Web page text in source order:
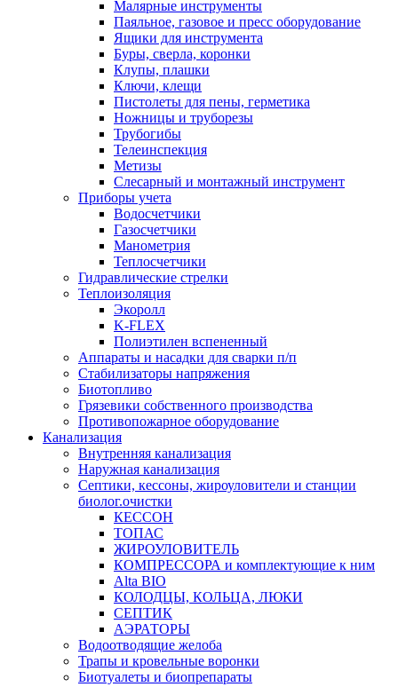
Малярные инструменты
Паяльное, газовое и пресс оборудование
Ящики для инструмента
Буры, сверла, коронки
Клупы, плашки
Ключи, клещи
Пистолеты для пены, герметика
Ножницы и труборезы
Трубогибы
Телеинспекция
Метизы
Слесарный и монтажный инструмент
Приборы учета
Водосчетчики
Газосчетчики
Манометрия
Теплосчетчики
Гидравлические стрелки
Теплоизоляция
Экоролл
K-FLEX
Полиэтилен вспененный
Аппараты и насадки для сварки п/п
Стабилизаторы напряжения
Биотопливо
Грязевики собственного производства
Противопожарное оборудование
Канализация
Внутренняя канализация
Наружная канализация
Септики, кессоны, жироуловители и станции
биолог.очистки
КЕССОН
ТОПАС
ЖИРОУЛОВИТЕЛЬ
КОМПРЕССОРА и комплектующие к ним
Alta BIO
КОЛОДЦЫ, КОЛЬЦА, ЛЮКИ
СЕПТИК
АЭРАТОРЫ
Водоотводящие желоба
Трапы и кровельные воронки
Биотуалеты и биопрепараты